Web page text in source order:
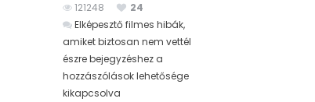
121248
24
Elképesztő filmes hibák,
amiket biztosan nem vettél
észre bejegyzéshez a
hozzászólások lehetősége
kikapcsolva